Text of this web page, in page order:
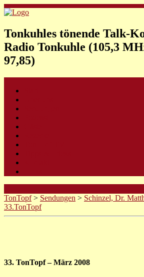
Tonkuhles tönende Talk-
Radio Tonkuhle (105,3
97,85)
TonTopf> Sendungen > Schinzel, Dr.
33.TonTopf
33. TonTopf – März 2008